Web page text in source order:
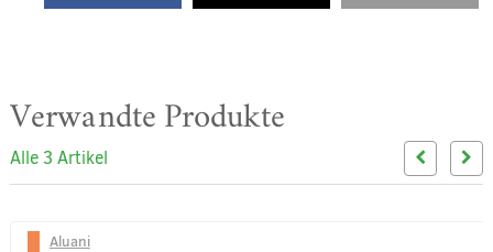
Verwandte Produkte
Alle 3 Artikel
Aluani